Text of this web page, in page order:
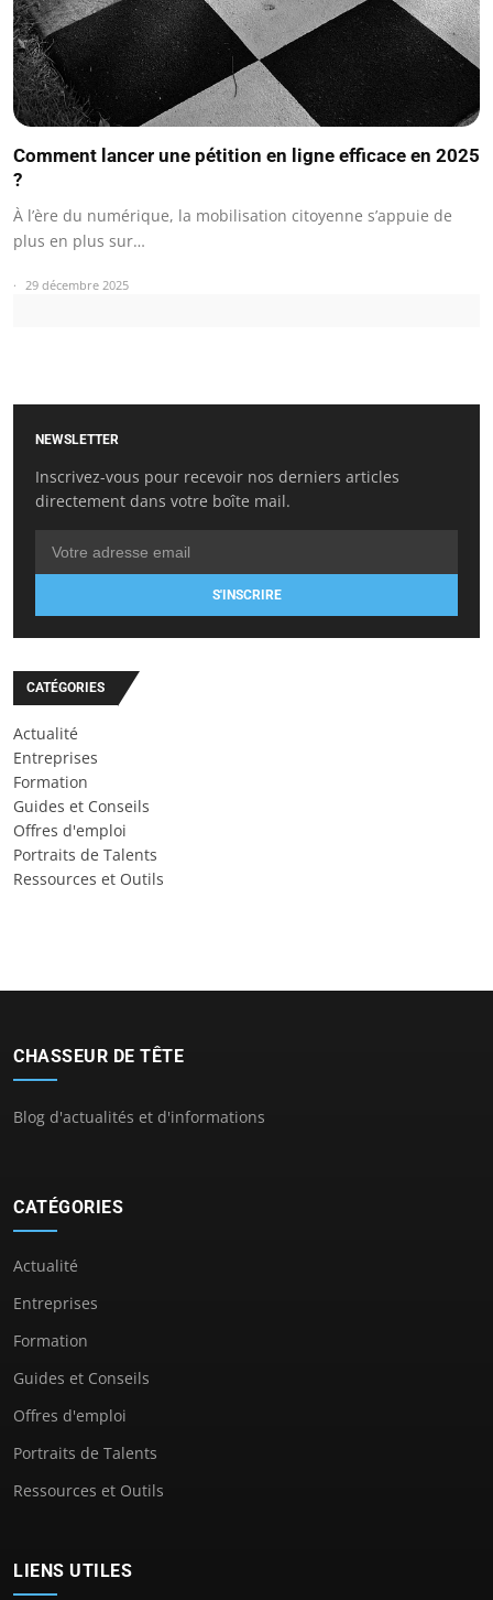
Comment lancer une pétition en ligne efficace en 2025
?
À l’ère du numérique, la mobilisation citoyenne s’appuie de
plus en plus sur…
29 décembre 2025
NEWSLETTER
Inscrivez-vous pour recevoir nos derniers articles
directement dans votre boîte mail.
S'INSCRIRE
CATÉGORIES
Actualité
Entreprises
Formation
Guides et Conseils
Offres d'emploi
Portraits de Talents
Ressources et Outils
CHASSEUR DE TÊTE
Blog d'actualités et d'informations
CATÉGORIES
Actualité
Entreprises
Formation
Guides et Conseils
Offres d'emploi
Portraits de Talents
Ressources et Outils
LIENS UTILES